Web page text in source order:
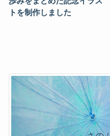
トを制作しました